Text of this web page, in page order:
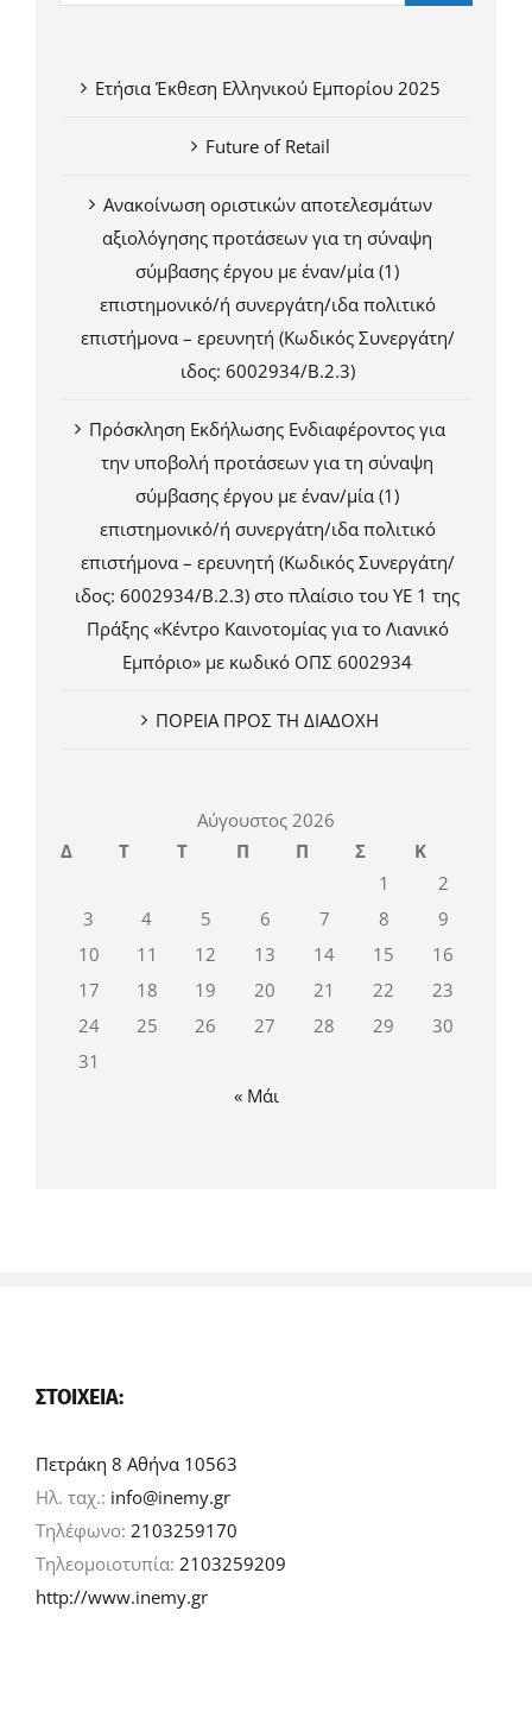
Ετήσια Έκθεση Ελληνικού Εμπορίου 2025
Future of Retail
Ανακοίνωση οριστικών αποτελεσμάτων
αξιολόγησης προτάσεων για τη σύναψη
σύμβασης έργου με έναν/μία (1)
επιστημονικό/ή συνεργάτη/ιδα πολιτικό
επιστήμονα – ερευνητή (Κωδικός Συνεργάτη/
ιδος: 6002934/Β.2.3)
Πρόσκληση Εκδήλωσης Ενδιαφέροντος για
την υποβολή προτάσεων για τη σύναψη
σύμβασης έργου με έναν/μία (1)
επιστημονικό/ή συνεργάτη/ιδα πολιτικό
επιστήμονα – ερευνητή (Κωδικός Συνεργάτη/
ιδος: 6002934/Β.2.3) στο πλαίσιο του ΥΕ 1 της
Πράξης «Κέντρο Καινοτομίας για το Λιανικό
Εμπόριο» με κωδικό ΟΠΣ 6002934
ΠΟΡΕΙΑ ΠΡΟΣ ΤΗ ΔΙΑΔΟΧΗ
Αύγουστος 2026
Δ
Τ Τ Π Π Σ
Κ
1
2
3
4 5 6 7 8
9
10
11 12 13 14 15
16
17
18 19 20 21 22
23
24
25 26 27 28 29
30
31
« Μάι
ΣΤΟΙΧΕΊΑ:
Πετράκη 8 Αθήνα 10563
Ηλ. ταχ.: info@inemy.gr
Τηλέφωνο: 2103259170
Τηλεομοιοτυπία: 2103259209
http://www.inemy.gr